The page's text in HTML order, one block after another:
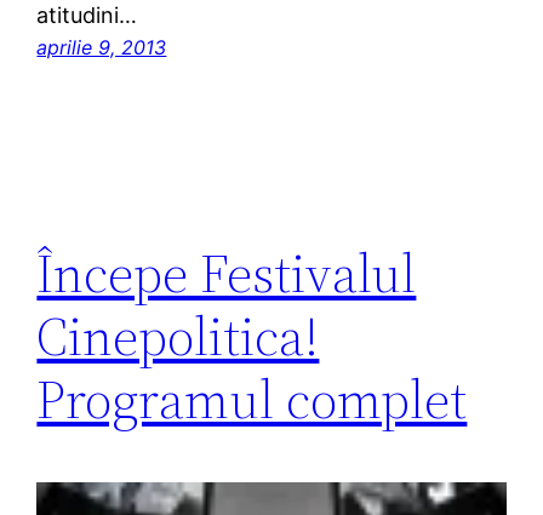
atitudini…
aprilie 9, 2013
Începe Festivalul
Cinepolitica!
Programul complet